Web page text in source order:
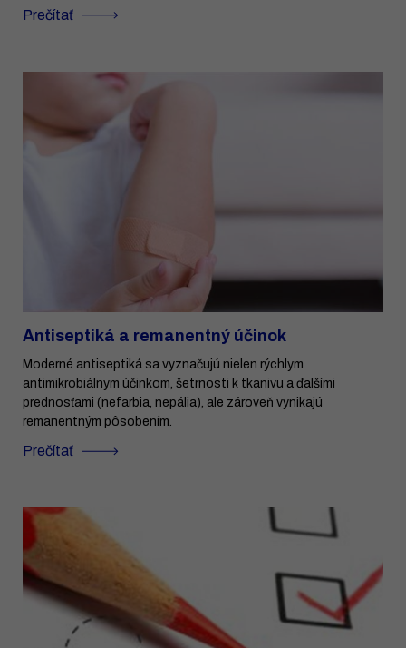
Prečítať
Antiseptiká a remanentný účinok
Moderné antiseptiká sa vyznačujú nielen rýchlym
antimikrobiálnym účinkom, šetrnosti k tkanivu a ďalšími
prednosťami (nefarbia, nepália), ale zároveň vynikajú
remanentným pôsobením.
Prečítať